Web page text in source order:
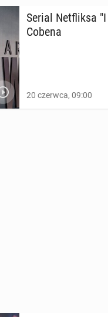
Serial Net­flik­sa
Cobena
20 czerwca, 09:00